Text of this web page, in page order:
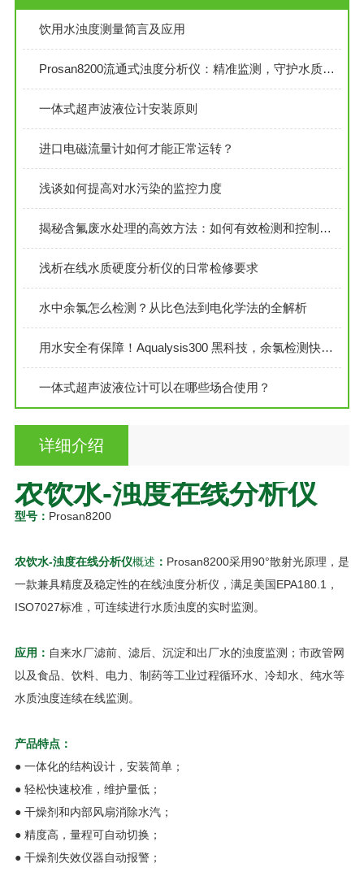
饮用水浊度测量简言及应用
Prosan8200流通式浊度分析仪：精准监测，守护水质纯净之源
一体式超声波液位计安装原则
进口电磁流量计如何才能正常运转？
浅谈如何提高对水污染的监控力度
揭秘含氟废水处理的高效方法：如何有效检测和控制氟化物污染
浅析在线水质硬度分析仪的日常检修要求
水中余氯怎么检测？从比色法到电化学法的全解析
用水安全有保障！Aqualysis300 黑科技，余氯检测快准稳
一体式超声波液位计可以在哪些场合使用？
详细介绍
农饮水-浊度在线分析仪
型号： Prosan8200
农饮水-浊度在线分析仪概述 ： Prosan8200采用90°散射光原理，是
一款兼具精度及稳定性的在线浊度分析仪，满足美国EPA180.1，
ISO7027标准，可连续进行水质浊度的实时监测。
应用： 自来水厂滤前、滤后、沉淀和出厂水的浊度监测；市政管网
以及食品、饮料、电力、制药等工业过程循环水、冷却水、纯水等
水质浊度连续在线监测。
产品特点：
● 一体化的结构设计，安装简单；
● 轻松快速校准，维护量低；
● 干燥剂和内部风扇消除水汽；
● 精度高，量程可自动切换；
● 干燥剂失效仪器自动报警；